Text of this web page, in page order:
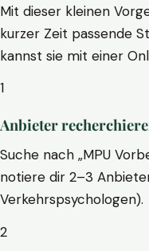
Mit dieser kleinen
kurzer Zeit passende
kannst sie mit einer
1
Anbieter
Suche nach „MPU
notiere dir 2–3
Verkehrspsychologen).
2